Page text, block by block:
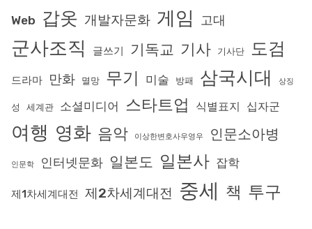
Web 갑옷 개발자문화 게임 고대
군사조직 글쓰기 기독교 기사 기사단 도검
드라마 만화 멸망 무기 미술 방패 삼국시대 상징
성 세계관 소셜미디어 스타트업 식별표지 십자군
여행 영화 음악 이상한변호사우영우 인문소아병
인문학 인터넷문화 일본도 일본사 잡학
제1차세계대전 제2차세계대전 중세 책 투구